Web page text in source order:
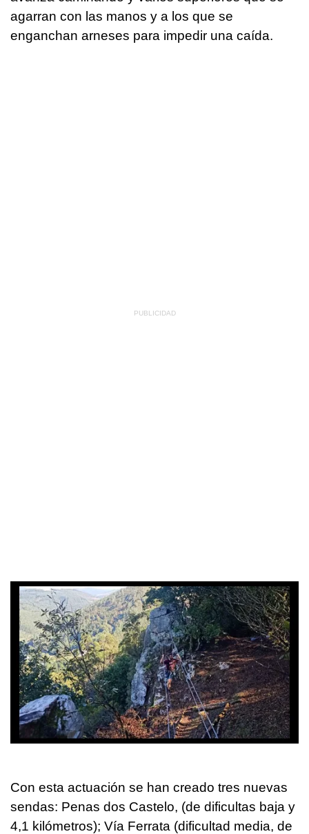
agarran con las manos y a los que se
enganchan arneses para impedir una caída.
Con esta actuación se han creado tres nuevas
sendas: Penas dos Castelo, (de dificultas baja y
4,1 kilómetros); Vía Ferrata (dificultad media, de